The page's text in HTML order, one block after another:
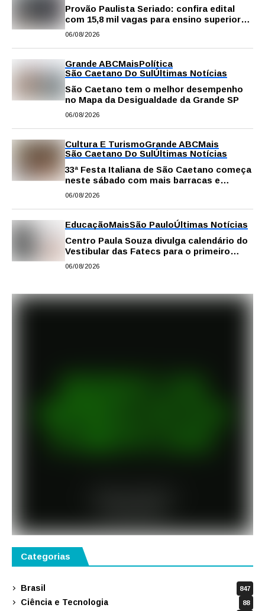
Provão Paulista Seriado: confira edital
com 15,8 mil vagas para ensino superior
público
06/08/2026
Grande ABCMaisPolítica
São Caetano Do SulÚltimas Notícias
São Caetano tem o melhor desempenho
no Mapa da Desigualdade da Grande SP
06/08/2026
Cultura E TurismoGrande ABCMais
São Caetano Do SulÚltimas Notícias
33ª Festa Italiana de São Caetano começa
neste sábado com mais barracas e
novidades em decoração e atrações
06/08/2026
EducaçãoMaisSão PauloÚltimas Notícias
Centro Paula Souza divulga calendário do
Vestibular das Fatecs para o primeiro
semestre de 2027
06/08/2026
Categorias
Brasil 847
Ciência e Tecnologia 88